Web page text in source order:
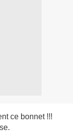
ce bonnet !!!